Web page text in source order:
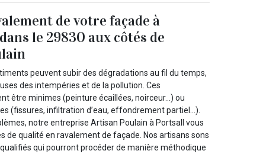
de votre façade à
le 29830 aux côtés de
peuvent subir des dégradations au fil du temps,
des intempéries et de la pollution. Ces
être minimes (peinture écaillées, noirceur…) ou
(fissures, infiltration d’eau, effondrement partiel…).
notre entreprise Artisan Poulain à Portsall vous
de qualité en ravalement de façade. Nos artisans sons
qui pourront procéder de manière méthodique